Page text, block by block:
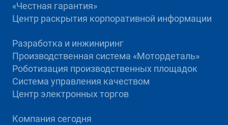
«Честная гарантия»
Центр раскрытия корпоративной информации
Разработка и инжиниринг
Производственная система «Mотордеталь»
Роботизация производственных площадок
Система управления качеством
Центр электронных торгов
Компания сегодня